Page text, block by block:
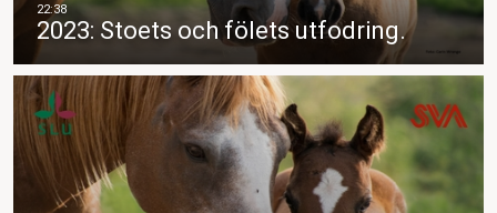
2023: Stoets och fölets utfodring.